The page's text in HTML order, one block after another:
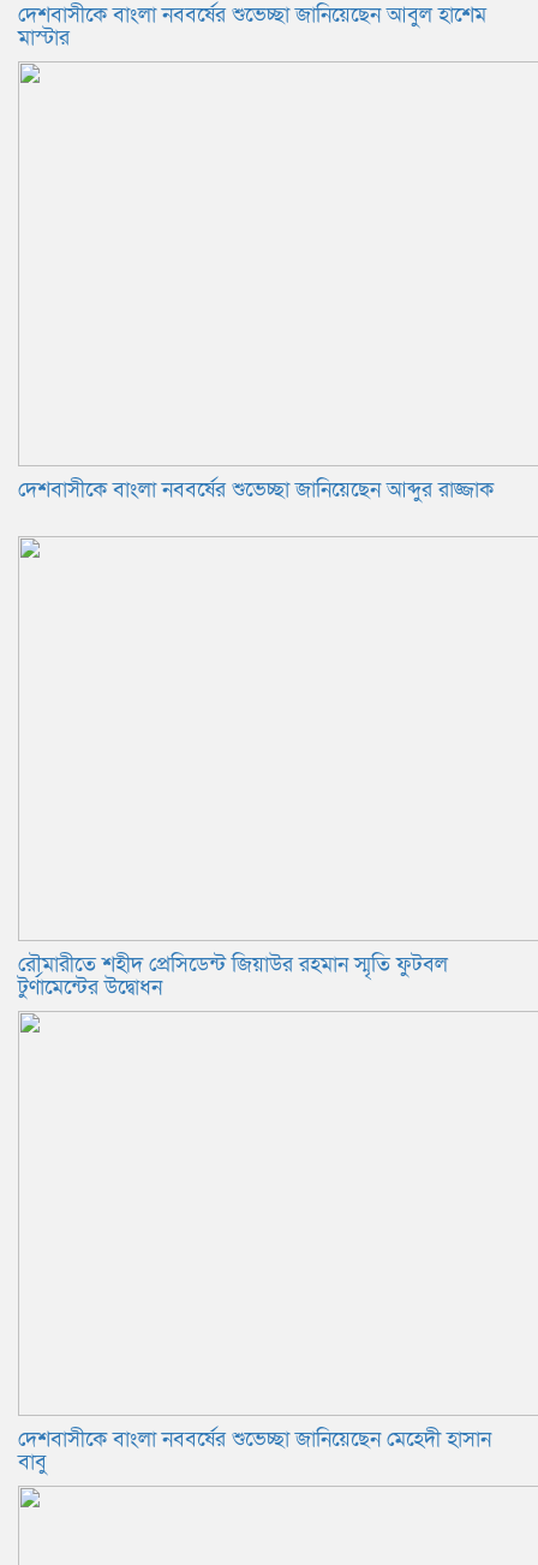
দেশবাসীকে বাংলা নববর্ষের শুভেচ্ছা জানিয়েছেন আবুল হাশেম
মাস্টার
দেশবাসীকে বাংলা নববর্ষের শুভেচ্ছা জানিয়েছেন আব্দুর রাজ্জাক
রৌমারীতে শহীদ প্রেসিডেন্ট জিয়াউর রহমান স্মৃতি ফুটবল
টুর্ণামেন্টের উদ্বোধন
দেশবাসীকে বাংলা নববর্ষের শুভেচ্ছা জানিয়েছেন মেহেদী হাসান
বাবু